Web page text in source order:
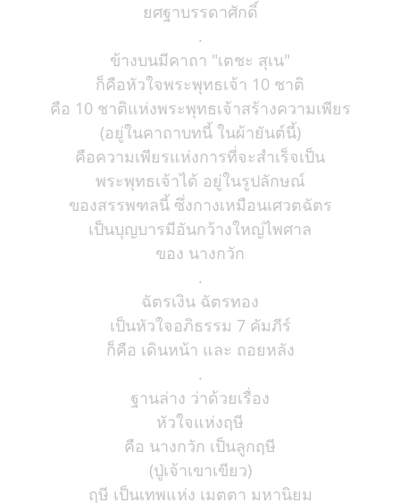
ยศฐาบรรดาศักดิ์
.
ข้างบนมีคาถา "เตชะ สุเน"
ก็คือหัวใจพระพุทธเจ้า 10 ชาติ
คือ 10 ชาติแห่งพระพุทธเจ้าสร้างความเพียร
(อยู่ในคาถาบทนี้ ในผ้ายันต์นี้)
คือความเพียรแห่งการที่จะสำเร็จเป็น
พระพุทธเจ้าได้ อยู่ในรูปลักษณ์
ของสรรพฑลนี้ ซึ่งกางเหมือนเศวตฉัตร
เป็นบุญบารมีอันกว้างใหญ่ไพศาล
ของ นางกวัก
.
ฉัตรเงิน ฉัตรทอง
เป็นหัวใจอภิธรรม 7 คัมภีร์
ก็คือ เดินหน้า และ ถอยหลัง
.
ฐานล่าง ว่าด้วยเรื่อง
หัวใจแห่งฤษี
คือ นางกวัก เป็นลูกฤษี
(ปู่เจ้าเขาเขียว)
ฤษี เป็นเทพแห่ง เมตตา มหานิยม